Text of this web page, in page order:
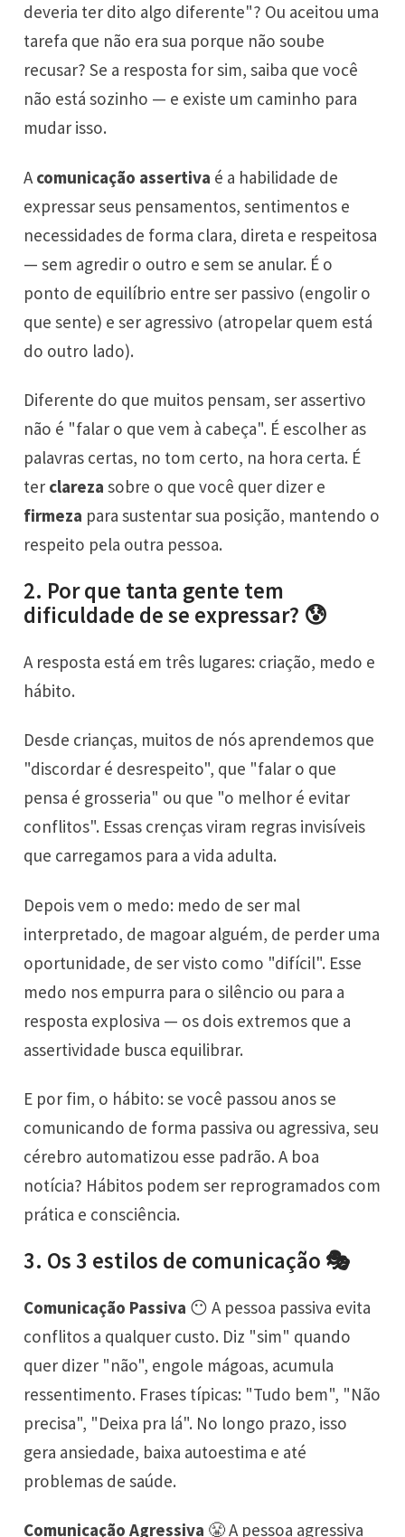
deveria ter dito algo diferente"? Ou aceitou uma
tarefa que não era sua porque não soube
recusar? Se a resposta for sim, saiba que você
não está sozinho — e existe um caminho para
mudar isso.
A comunicação assertiva é a habilidade de
expressar seus pensamentos, sentimentos e
necessidades de forma clara, direta e respeitosa
— sem agredir o outro e sem se anular. É o
ponto de equilíbrio entre ser passivo (engolir o
que sente) e ser agressivo (atropelar quem está
do outro lado).
Diferente do que muitos pensam, ser assertivo
não é "falar o que vem à cabeça". É escolher as
palavras certas, no tom certo, na hora certa. É
ter clareza sobre o que você quer dizer e
firmeza para sustentar sua posição, mantendo o
respeito pela outra pessoa.
2. Por que tanta gente tem
dificuldade de se expressar? 😰
A resposta está em três lugares: criação, medo e
hábito.
Desde crianças, muitos de nós aprendemos que
"discordar é desrespeito", que "falar o que
pensa é grosseria" ou que "o melhor é evitar
conflitos". Essas crenças viram regras invisíveis
que carregamos para a vida adulta.
Depois vem o medo: medo de ser mal
interpretado, de magoar alguém, de perder uma
oportunidade, de ser visto como "difícil". Esse
medo nos empurra para o silêncio ou para a
resposta explosiva — os dois extremos que a
assertividade busca equilibrar.
E por fim, o hábito: se você passou anos se
comunicando de forma passiva ou agressiva, seu
cérebro automatizou esse padrão. A boa
notícia? Hábitos podem ser reprogramados com
prática e consciência.
3. Os 3 estilos de comunicação 🎭
Comunicação Passiva 😶 A pessoa passiva evita
conflitos a qualquer custo. Diz "sim" quando
quer dizer "não", engole mágoas, acumula
ressentimento. Frases típicas: "Tudo bem", "Não
precisa", "Deixa pra lá". No longo prazo, isso
gera ansiedade, baixa autoestima e até
problemas de saúde.
Comunicação Agressiva 😤 A pessoa agressiva